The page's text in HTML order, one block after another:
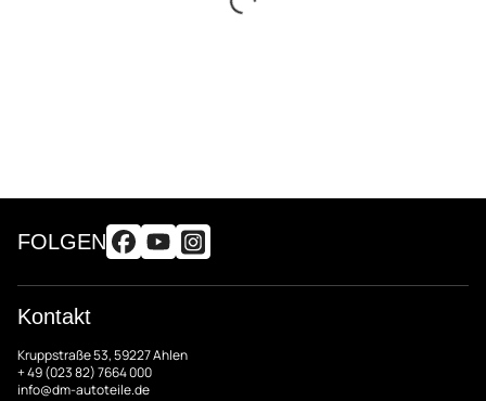
FOLGEN
Kontakt
Kruppstraße 53, 59227 Ahlen
+ 49 (023 82) 7664 000
info@dm-autoteile.de